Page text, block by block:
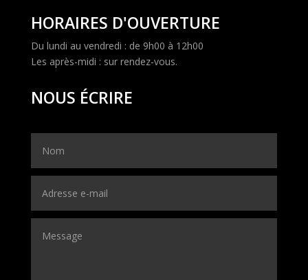
HORAIRES D'OUVERTURE
Du lundi au vendredi : de 9h00 à 12h00
Les après-midi : sur rendez-vous.
NOUS ÉCRIRE